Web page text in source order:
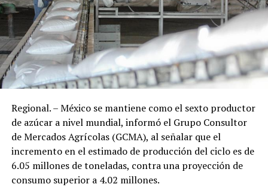
Regional. – México se mantiene como el sexto productor
de azúcar a nivel mundial, informó el Grupo Consultor
de Mercados Agrícolas (GCMA), al señalar que el
incremento en el estimado de producción del ciclo es de
6.05 millones de toneladas, contra una proyección de
consumo superior a 4.02 millones.